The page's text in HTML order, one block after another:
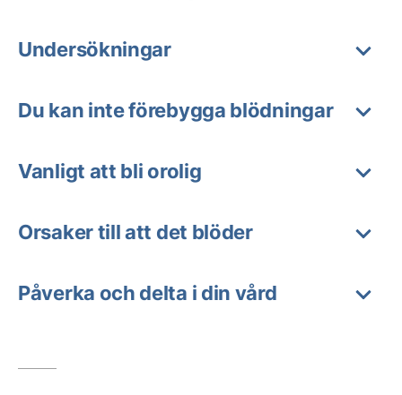
Undersökningar
Du kan inte förebygga blödningar
Vanligt att bli orolig
Orsaker till att det blöder
Påverka och delta i din vård